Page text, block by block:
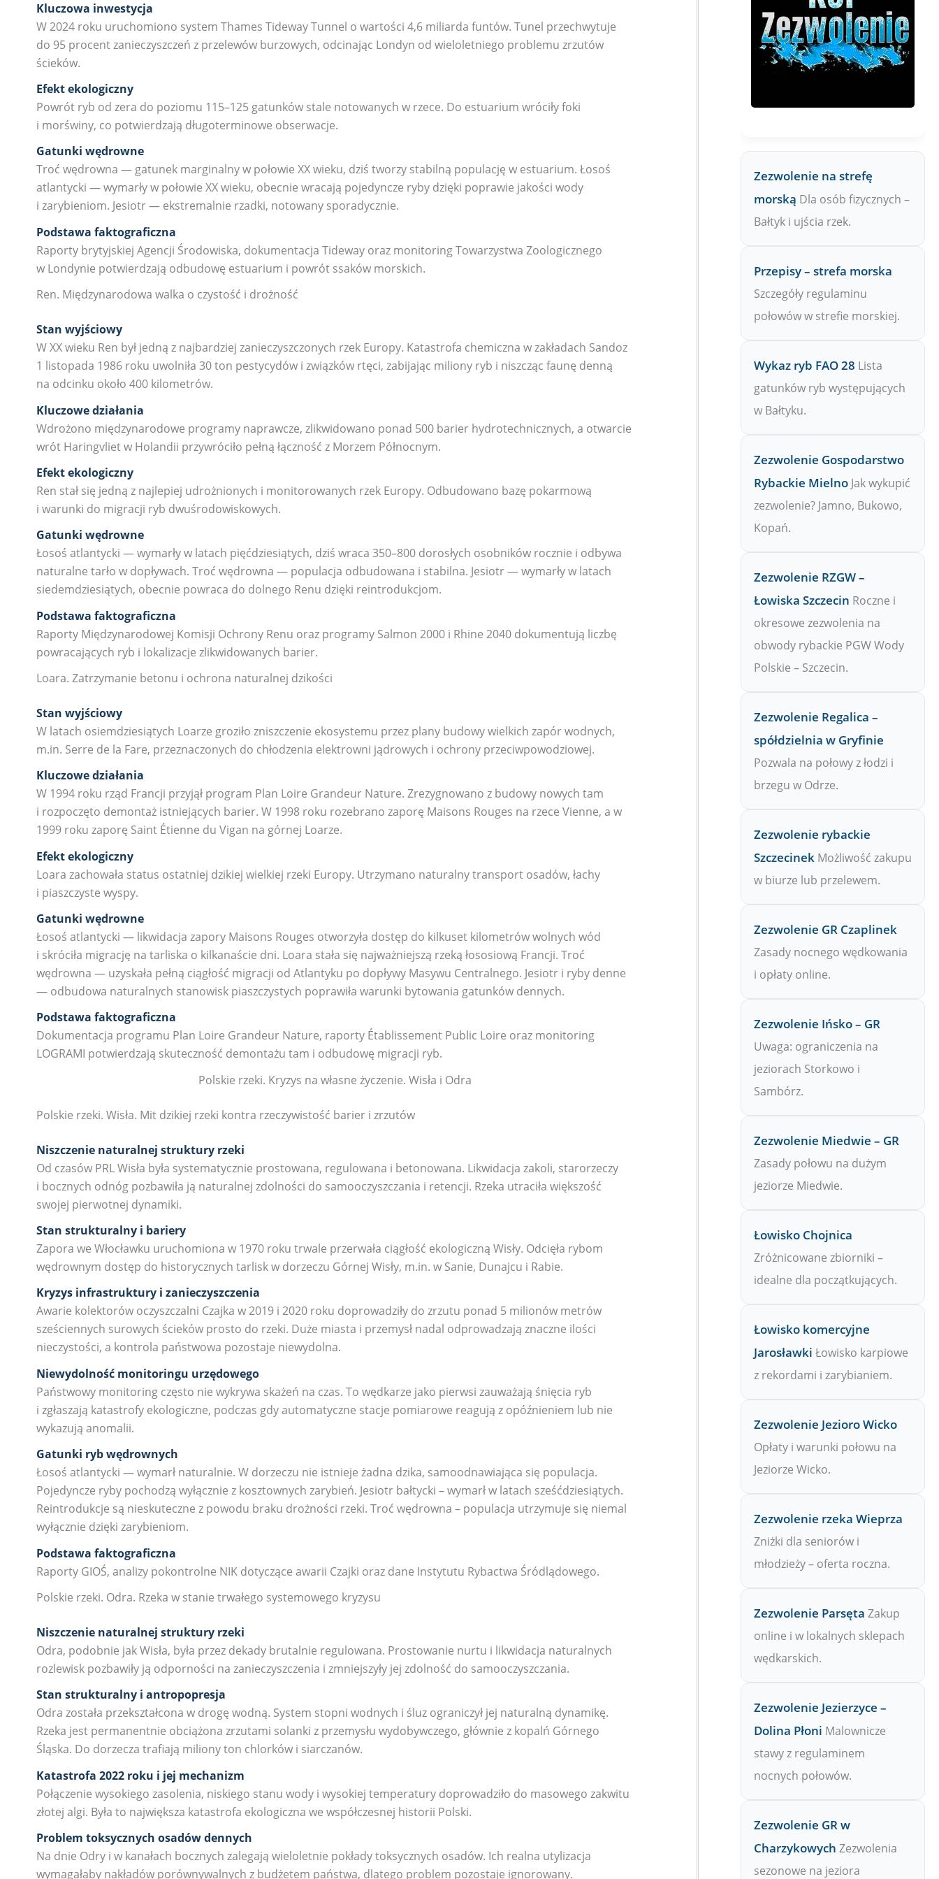
Kluczowa inwestycja
W 2024 roku uruchomiono system Thames Tideway Tunnel o wartości 4,6 miliarda funtów. Tunel przechwytuje
do 95 procent zanieczyszczeń z przelewów burzowych, odcinając Londyn od wieloletniego problemu zrzutów
ścieków.
Efekt ekologiczny
Powrót ryb od zera do poziomu 115–125 gatunków stale notowanych w rzece. Do estuarium wróciły foki
i morświny, co potwierdzają długoterminowe obserwacje.
Gatunki wędrowne
Troć wędrowna — gatunek marginalny w połowie XX wieku, dziś tworzy stabilną populację w estuarium. Łosoś
atlantycki — wymarły w połowie XX wieku, obecnie wracają pojedyncze ryby dzięki poprawie jakości wody
i zarybieniom. Jesiotr — ekstremalnie rzadki, notowany sporadycznie.
Podstawa faktograficzna
Raporty brytyjskiej Agencji Środowiska, dokumentacja Tideway oraz monitoring Towarzystwa Zoologicznego
w Londynie potwierdzają odbudowę estuarium i powrót ssaków morskich.
Ren. Międzynarodowa walka o czystość i drożność
Stan wyjściowy
W XX wieku Ren był jedną z najbardziej zanieczyszczonych rzek Europy. Katastrofa chemiczna w zakładach Sandoz
1 listopada 1986 roku uwolniła 30 ton pestycydów i związków rtęci, zabijając miliony ryb i niszcząc faunę denną
na odcinku około 400 kilometrów.
Kluczowe działania
Wdrożono międzynarodowe programy naprawcze, zlikwidowano ponad 500 barier hydrotechnicznych, a otwarcie
wrót Haringvliet w Holandii przywróciło pełną łączność z Morzem Północnym.
Efekt ekologiczny
Ren stał się jedną z najlepiej udrożnionych i monitorowanych rzek Europy. Odbudowano bazę pokarmową
i warunki do migracji ryb dwuśrodowiskowych.
Gatunki wędrowne
Łosoś atlantycki — wymarły w latach pięćdziesiątych, dziś wraca 350–800 dorosłych osobników rocznie i odbywa
naturalne tarło w dopływach. Troć wędrowna — populacja odbudowana i stabilna. Jesiotr — wymarły w latach
siedemdziesiątych, obecnie powraca do dolnego Renu dzięki reintrodukcjom.
Podstawa faktograficzna
Raporty Międzynarodowej Komisji Ochrony Renu oraz programy Salmon 2000 i Rhine 2040 dokumentują liczbę
powracających ryb i lokalizacje zlikwidowanych barier.
Loara. Zatrzymanie betonu i ochrona naturalnej dzikości
Stan wyjściowy
W latach osiemdziesiątych Loarze groziło zniszczenie ekosystemu przez plany budowy wielkich zapór wodnych,
m.in. Serre de la Fare, przeznaczonych do chłodzenia elektrowni jądrowych i ochrony przeciwpowodziowej.
Kluczowe działania
W 1994 roku rząd Francji przyjął program Plan Loire Grandeur Nature. Zrezygnowano z budowy nowych tam
i rozpoczęto demontaż istniejących barier. W 1998 roku rozebrano zaporę Maisons Rouges na rzece Vienne, a w
1999 roku zaporę Saint Étienne du Vigan na górnej Loarze.
Efekt ekologiczny
Loara zachowała status ostatniej dzikiej wielkiej rzeki Europy. Utrzymano naturalny transport osadów, łachy
i piaszczyste wyspy.
Gatunki wędrowne
Łosoś atlantycki — likwidacja zapory Maisons Rouges otworzyła dostęp do kilkuset kilometrów wolnych wód
i skróciła migrację na tarliska o kilkanaście dni. Loara stała się najważniejszą rzeką łososiową Francji. Troć
wędrowna — uzyskała pełną ciągłość migracji od Atlantyku po dopływy Masywu Centralnego. Jesiotr i ryby denne
— odbudowa naturalnych stanowisk piaszczystych poprawiła warunki bytowania gatunków dennych.
Podstawa faktograficzna
Dokumentacja programu Plan Loire Grandeur Nature, raporty Établissement Public Loire oraz monitoring
LOGRAMI potwierdzają skuteczność demontażu tam i odbudowę migracji ryb.
Polskie rzeki. Kryzys na własne życzenie. Wisła i Odra
Polskie rzeki. Wisła. Mit dzikiej rzeki kontra rzeczywistość barier i zrzutów
Niszczenie naturalnej struktury rzeki
Od czasów PRL Wisła była systematycznie prostowana, regulowana i betonowana. Likwidacja zakoli, starorzeczy
i bocznych odnóg pozbawiła ją naturalnej zdolności do samooczyszczania i retencji. Rzeka utraciła większość
swojej pierwotnej dynamiki.
Stan strukturalny i bariery
Zapora we Włocławku uruchomiona w 1970 roku trwale przerwała ciągłość ekologiczną Wisły. Odcięła rybom
wędrownym dostęp do historycznych tarlisk w dorzeczu Górnej Wisły, m.in. w Sanie, Dunajcu i Rabie.
Kryzys infrastruktury i zanieczyszczenia
Awarie kolektorów oczyszczalni Czajka w 2019 i 2020 roku doprowadziły do zrzutu ponad 5 milionów metrów
sześciennych surowych ścieków prosto do rzeki. Duże miasta i przemysł nadal odprowadzają znaczne ilości
nieczystości, a kontrola państwowa pozostaje niewydolna.
Niewydolność monitoringu urzędowego
Państwowy monitoring często nie wykrywa skażeń na czas. To wędkarze jako pierwsi zauważają śnięcia ryb
i zgłaszają katastrofy ekologiczne, podczas gdy automatyczne stacje pomiarowe reagują z opóźnieniem lub nie
wykazują anomalii.
Gatunki ryb wędrownych
Łosoś atlantycki — wymarł naturalnie. W dorzeczu nie istnieje żadna dzika, samoodnawiająca się populacja.
Pojedyncze ryby pochodzą wyłącznie z kosztownych zarybień. Jesiotr bałtycki – wymarł w latach sześćdziesiątych.
Reintrodukcje są nieskuteczne z powodu braku drożności rzeki. Troć wędrowna – populacja utrzymuje się niemal
wyłącznie dzięki zarybieniom.
Podstawa faktograficzna
Raporty GIOŚ, analizy pokontrolne NIK dotyczące awarii Czajki oraz dane Instytutu Rybactwa Śródlądowego.
Polskie rzeki. Odra. Rzeka w stanie trwałego systemowego kryzysu
Niszczenie naturalnej struktury rzeki
Odra, podobnie jak Wisła, była przez dekady brutalnie regulowana. Prostowanie nurtu i likwidacja naturalnych
rozlewisk pozbawiły ją odporności na zanieczyszczenia i zmniejszyły jej zdolność do samooczyszczania.
Stan strukturalny i antropopresja
Odra została przekształcona w drogę wodną. System stopni wodnych i śluz ograniczył jej naturalną dynamikę.
Rzeka jest permanentnie obciążona zrzutami solanki z przemysłu wydobywczego, głównie z kopalń Górnego
Śląska. Do dorzecza trafiają miliony ton chlorków i siarczanów.
Katastrofa 2022 roku i jej mechanizm
Połączenie wysokiego zasolenia, niskiego stanu wody i wysokiej temperatury doprowadziło do masowego zakwitu
złotej algi. Była to największa katastrofa ekologiczna we współczesnej historii Polski.
Problem toksycznych osadów dennych
Na dnie Odry i w kanałach bocznych zalegają wieloletnie pokłady toksycznych osadów. Ich realna utylizacja
wymagałaby nakładów porównywalnych z budżetem państwa, dlatego problem pozostaje ignorowany.
Zezwolenie na strefę
morską Dla osób fizycznych –
Bałtyk i ujścia rzek.
Przepisy – strefa morska
Szczegóły regulaminu
połowów w strefie morskiej.
Wykaz ryb FAO 28 Lista
gatunków ryb występujących
w Bałtyku.
Zezwolenie Gospodarstwo
Rybackie Mielno Jak wykupić
zezwolenie? Jamno, Bukowo,
Kopań.
Zezwolenie RZGW –
Łowiska Szczecin Roczne i
okresowe zezwolenia na
obwody rybackie PGW Wody
Polskie – Szczecin.
Zezwolenie Regalica –
spółdzielnia w Gryfinie
Pozwala na połowy z łodzi i
brzegu w Odrze.
Zezwolenie rybackie
Szczecinek Możliwość zakupu
w biurze lub przelewem.
Zezwolenie GR Czaplinek
Zasady nocnego wędkowania
i opłaty online.
Zezwolenie Ińsko – GR
Uwaga: ograniczenia na
jeziorach Storkowo i
Sambórz.
Zezwolenie Miedwie – GR
Zasady połowu na dużym
jeziorze Miedwie.
Łowisko Chojnica
Zróżnicowane zbiorniki –
idealne dla początkujących.
Łowisko komercyjne
Jarosławki Łowisko karpiowe
z rekordami i zarybianiem.
Zezwolenie Jezioro Wicko
Opłaty i warunki połowu na
Jeziorze Wicko.
Zezwolenie rzeka Wieprza
Zniżki dla seniorów i
młodzieży – oferta roczna.
Zezwolenie Parsęta Zakup
online i w lokalnych sklepach
wędkarskich.
Zezwolenie Jezierzyce –
Dolina Płoni Malownicze
stawy z regulaminem
nocnych połowów.
Zezwolenie GR w
Charzykowych Zezwolenia
sezonowe na jeziora